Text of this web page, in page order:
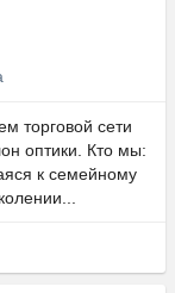
торговой сети
оптики. Кто мы:
к семейному